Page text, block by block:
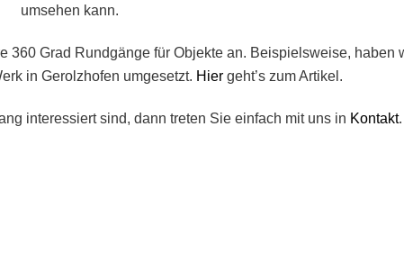
umsehen kann.
Grad Rundgänge für Objekte an. Beispielsweise, haben
in Gerolzhofen umgesetzt. Hiergeht’s zum Artikel.
interessiert sind, dann treten Sie einfach mit uns in Kontakt